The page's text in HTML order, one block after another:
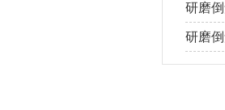
研磨
研磨